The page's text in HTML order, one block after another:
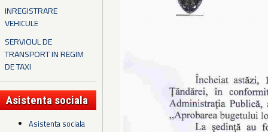
INREGISTRARE
VEHICULE
SERVICIUL DE
TRANSPORT IN REGIM
DE TAXI
Asistenta sociala
Asistenta sociala